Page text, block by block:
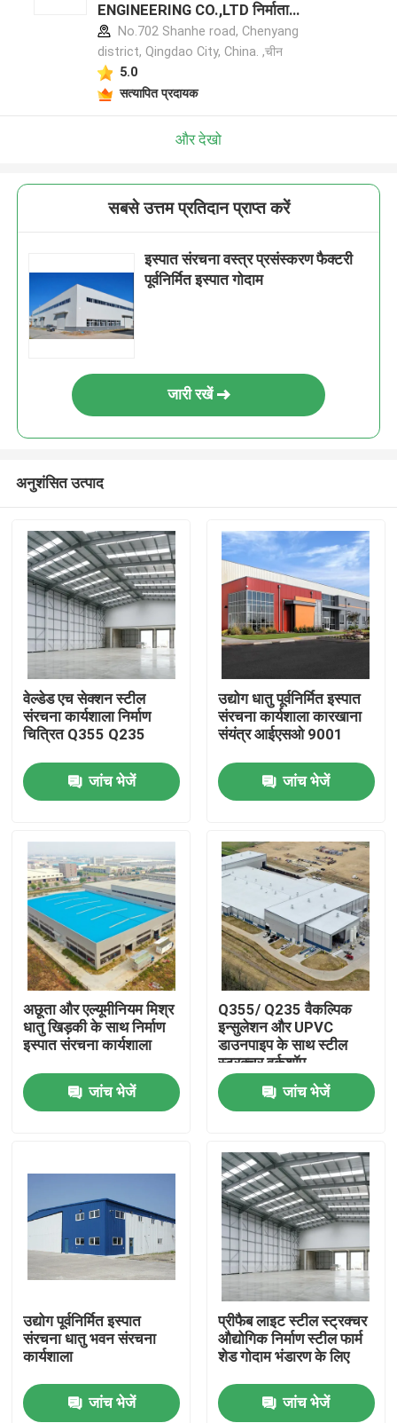
घर
उत्पादों
वीडियो
हमारे बारे में
एक उद्धरण का अनुरोध करें
इस्पात संरचना कार्यशाला
हल्के इस्पात संरचना
ENGINEERING CO.,LTD निर्माता
प्रोफ़ाइलNo.702 Shanhe road, Chenyang
district, Qingdao City, China. ,चीन
5.0
सत्यापित प्रदायक
और देखो
सबसे उत्तम प्रतिदान प्राप्त करें
इस्पात संरचना वस्त्र प्रसंस्करण फैक्टरी
पूर्वनिर्मित इस्पात गोदाम
जारी रखें
अनुशंसित उत्पाद
वेल्डेड एच सेक्शन स्टील
संरचना कार्यशाला निर्माण
चित्रित Q355 Q235
जांच भेजें
उद्योग धातु पूर्वनिर्मित इस्पात
संरचना कार्यशाला कारखाना
संयंत्र आईएसओ 9001
जांच भेजें
अछूता और एल्यूमीनियम मिश्र
धातु खिड़की के साथ निर्माण
इस्पात संरचना कार्यशाला
जांच भेजें
Q355/ Q235 वैकल्पिक
इन्सुलेशन और UPVC
डाउनपाइप के साथ स्टील
स्ट्रक्चर वर्कशॉप
जांच भेजें
उद्योग पूर्वनिर्मित इस्पात
संरचना धातु भवन संरचना
कार्यशाला
जांच भेजें
प्रीफैब लाइट स्टील स्ट्रक्चर
औद्योगिक निर्माण स्टील फार्म
शेड गोदाम भंडारण के लिए
जांच भेजें